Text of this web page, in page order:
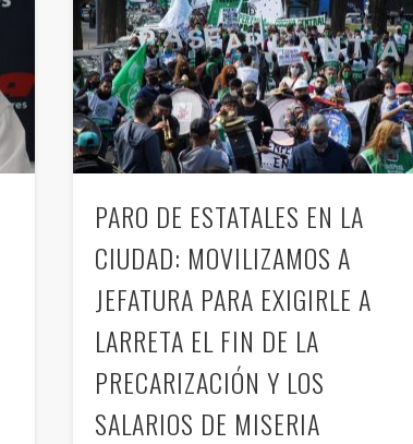
PARO DE ESTATALES EN LA
CIUDAD: MOVILIZAMOS A
JEFATURA PARA EXIGIRLE A
LARRETA EL FIN DE LA
PRECARIZACIÓN Y LOS
SALARIOS DE MISERIA